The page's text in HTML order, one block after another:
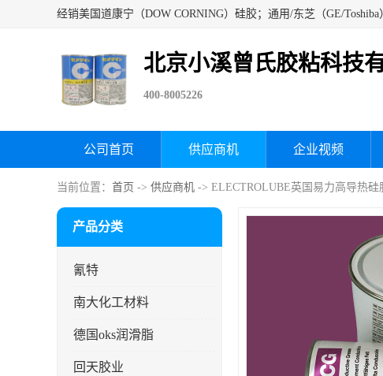
北京小溪曾氏胶粘科技
400-8005226
公司首页 供应商机 企业视频
当前位置： 首页 -> 供应商机 -> ELECTROLUBE英国易力高导热硅
产品分类
氰特
南大化工材料
德国oks润滑脂
回天胶业